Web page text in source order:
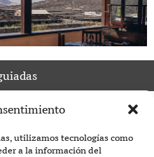
utilizamos tecnologías como
a la información del